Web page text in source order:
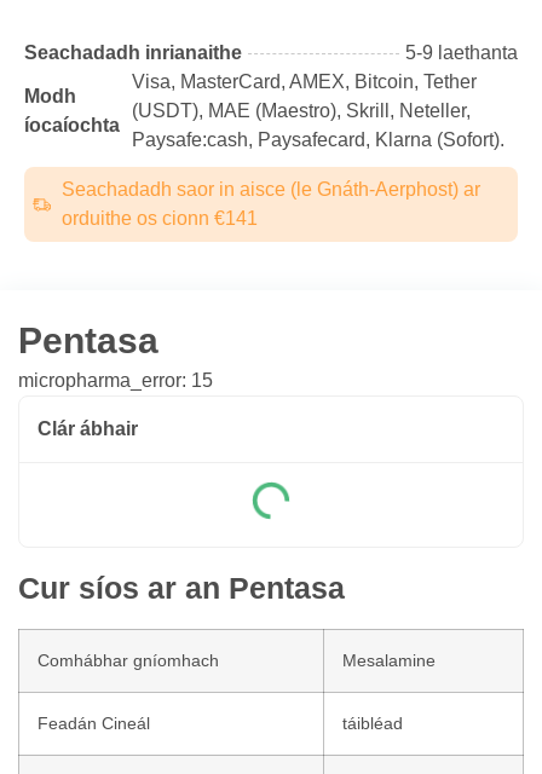
Seachadadh inrianaithe 5-9 laethanta
Modh
íocaíochta
Visa, MasterCard, AMEX, Bitcoin, Tether
(USDТ), MAE (Maestro), Skrill, Neteller,
Paysafe:cash, Paysafecard, Klarna (Sofort).
Seachadadh saor in aisce (le Gnáth-Aerphost) ar
orduithe os cionn €141
Pentasa
micropharma_error: 15
Clár ábhair
Cur síos ar an Pentasa
Comhábhar gníomhach Mesalamine
Feadán Cineál táibléad